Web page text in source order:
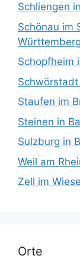
Schliengen
Schönau im
Württemberg
Schopfheim
Staufen im
Steinen in
Sulzburg in
Weil am
Zell im
Orte